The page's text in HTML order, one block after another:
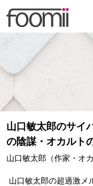
山口敏太郎のサイ
の陰謀・オカルト
山口敏太郎（作家・オ
山口敏太郎の超過激メ